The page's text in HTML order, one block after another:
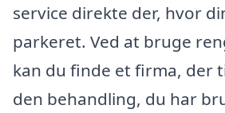
service direkte der, hvor
parkeret. Ved at bruge
kan du finde et firma, der
den behandling, du har